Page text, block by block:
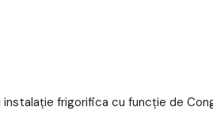
instalație frigorifica cu funcție de